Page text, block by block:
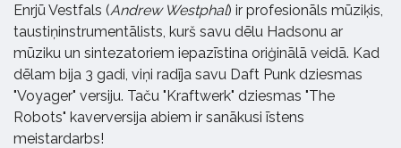
Enrjū Vestfals (Andrew Westphal) ir profesionāls mūziķis,
taustiņinstrumentālists, kurš savu dēlu Hadsonu ar
mūziku un sintezatoriem iepazīstina oriģinālā veidā. Kad
dēlam bija 3 gadi, viņi radīja savu Daft Punk dziesmas
"Voyager" versiju. Taču "Kraftwerk" dziesmas "The
Robots" kaverversija abiem ir sanākusi īstens
meistardarbs!